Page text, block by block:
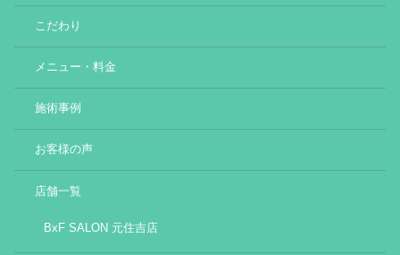
こだわり
メニュー・料金
施術事例
お客様の声
店舗一覧
BxF SALON 元住吉店